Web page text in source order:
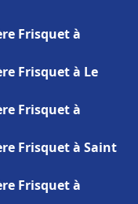
Frisquet à
Frisquet à Le
Frisquet à
Frisquet à Saint
Frisquet à